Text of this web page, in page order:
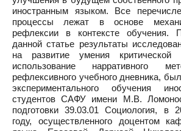
иностранным языком. Все
процессы лежат в основе
рефлексии в контексте обучения.
данной статье результаты
на развитие умения критической
использование нарративного
рефлексивного учебного дневника,
экспериментального обучения
студентов САФУ имени М.В.
подготовки 39.03.01 Социология, в
году, осуществленного доцентом